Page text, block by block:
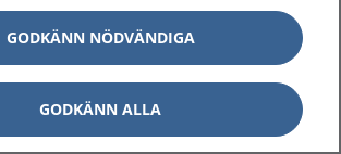
GODKÄNN NÖDVÄNDIGA
GODKÄNN ALLA